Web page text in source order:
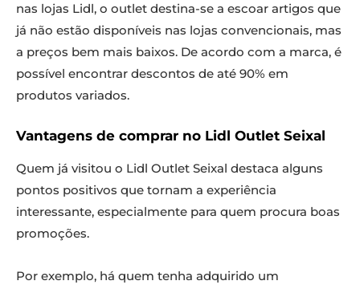
nas lojas Lidl, o outlet destina-se a escoar artigos que
já não estão disponíveis nas lojas convencionais, mas
a preços bem mais baixos. De acordo com a marca, é
possível encontrar descontos de até 90% em
produtos variados.
Vantagens de comprar no Lidl Outlet Seixal
Quem já visitou o Lidl Outlet Seixal destaca alguns
pontos positivos que tornam a experiência
interessante, especialmente para quem procura boas
promoções.
Por exemplo, há quem tenha adquirido um